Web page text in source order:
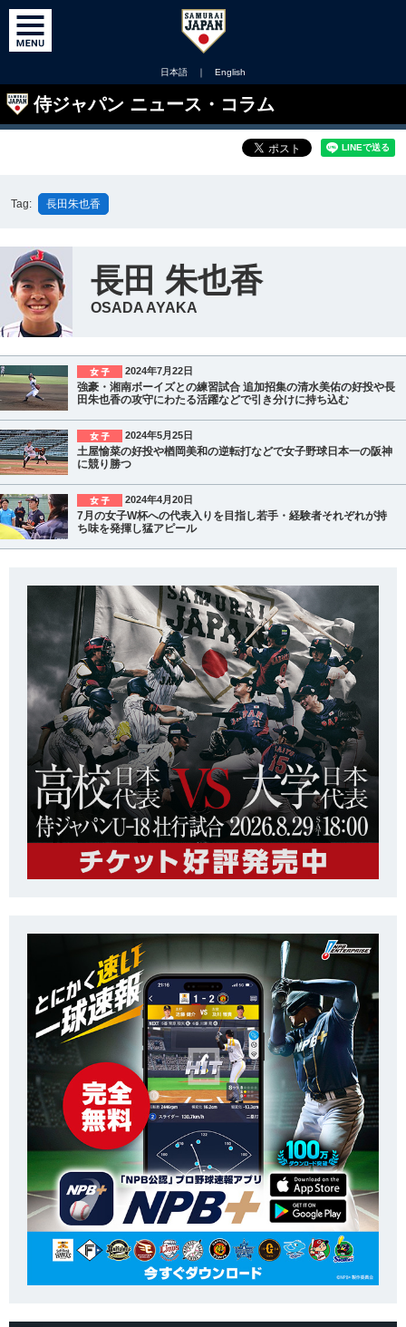
日本語 ｜ English
侍ジャパン ニュース・コラム
Tag: 長田朱也香
長田 朱也香
OSADA AYAKA
2024年7月22日
強豪・湘南ボーイズとの練習試合 追加招集の清水美佑の好投や長
田朱也香の攻守にわたる活躍などで引き分けに持ち込む
2024年5月25日
土屋愉菜の好投や楢岡美和の逆転打などで女子野球日本一の阪神
に競り勝つ
2024年4月20日
7月の女子W杯への代表入りを目指し若手・経験者それぞれが持
ち味を発揮し猛アピール